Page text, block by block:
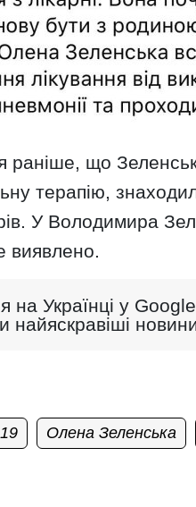
раніше, що
терапію,
У Володимира
виявлено.
на Українці у Google
найяскравіші
Олена Зеленська